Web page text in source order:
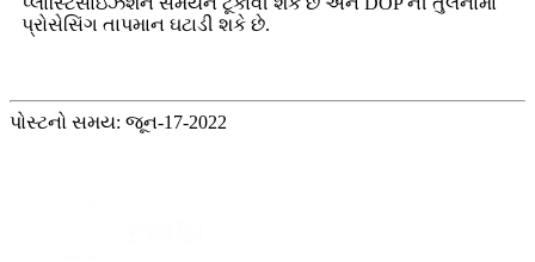
પ્રોસેસિંગ તાપમાન ઘટાડી શકે છે.
પોસ્ટનો સમય: જૂન-17-2022